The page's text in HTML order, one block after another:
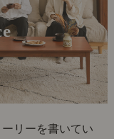
リーを書いてい